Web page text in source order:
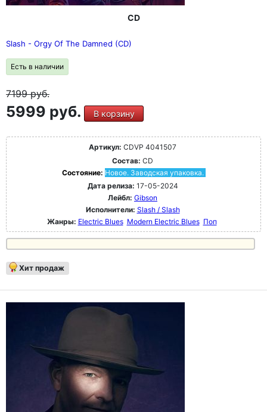
CD
Slash - Orgy Of The Damned (CD)
Есть в наличии
7199руб.
5999 руб. В корзину
Артикул: CDVP 4041507
Состав: CD
Состояние: Новое. Заводская упаковка.
Дата релиза: 17-05-2024
Лейбл: Gibson
Исполнители: Slash / Slash
Жанры: Electric Blues Modern Electric Blues Поп
Хит продаж